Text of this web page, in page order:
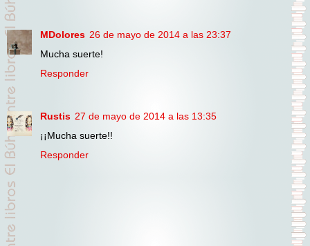
MDolores 26 de mayo de 2014 a las 23:37
Mucha suerte!
Responder
Rustis 27 de mayo de 2014 a las 13:35
¡¡Mucha suerte!!
Responder